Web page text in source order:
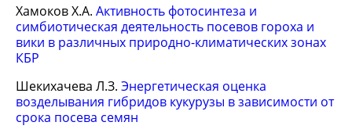
Хамоков Х.А. Активность фотосинтеза и
симбиотическая деятельность посевов гороха и
вики в различных природно-климатических зонах
КБР
Шекихачева Л.З. Энергетическая оценка
возделывания гибридов кукурузы в зависимости от
срока посева семян